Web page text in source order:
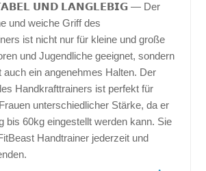
𝗨𝗡𝗗 𝗟𝗔𝗡𝗚𝗟𝗘𝗕𝗜𝗚 — Der
und weiche Griff des
ist nicht nur für kleine und große
und Jugendliche geeignet, sondern
auch ein angenehmes Halten. Der
Handkrafttrainers ist perfekt für
unterschiedlicher Stärke, da er
bis 60kg eingestellt werden kann. Sie
Handtrainer jederzeit und